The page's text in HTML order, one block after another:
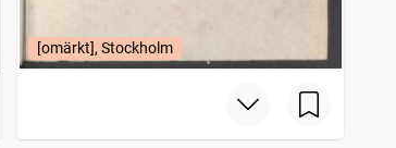
[omärkt], Stockholm